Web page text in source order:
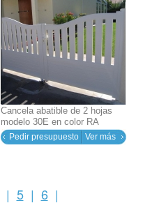
Cancela abatible de 2 hojas
modelo 30E en color RA
Pedir presupuesto Ver más
| 5 | 6 |